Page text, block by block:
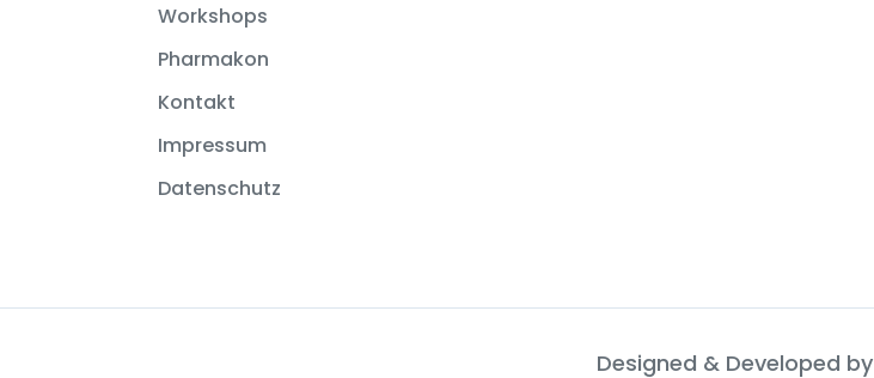
Workshops
Pharmakon
Kontakt
Impressum
Datenschutz
Designed & Developed by